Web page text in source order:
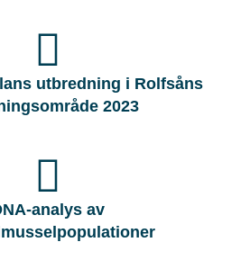
utbredning i Rolfsåns
2023
analys av